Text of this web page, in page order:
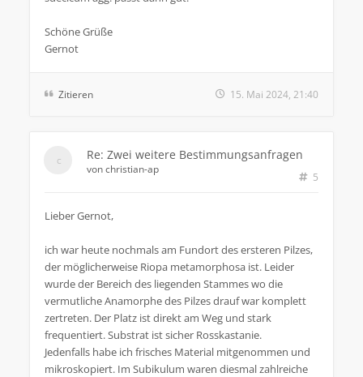
Schöne Grüße
Gernot
Zitieren 15. Mai 2024, 21:40
Re: Zwei weitere Bestimmungsanfragen
5
vonchristian-ap
Lieber Gernot,
ich war heute nochmals am Fundort des ersteren Pilzes,
der möglicherweise Riopa metamorphosa ist. Leider
wurde der Bereich des liegenden Stammes wo die
vermutliche Anamorphe des Pilzes drauf war komplett
zertreten. Der Platz ist direkt am Weg und stark
frequentiert. Substrat ist sicher Rosskastanie.
Jedenfalls habe ich frisches Material mitgenommen und
mikroskopiert. Im Subikulum waren diesmal zahlreiche